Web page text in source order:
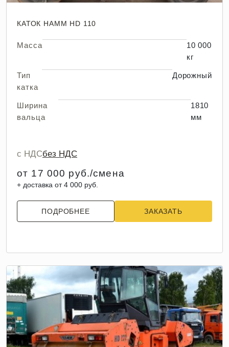
КАТОК HAMM HD 110
Масса
10 000
кг
Тип
катка
Дорожный
Ширина
вальца
1810
мм
с НДСбез НДС
от 17 000 руб./смена
+ доставка от 4 000 руб.
ПОДРОБНЕЕ ЗАКАЗАТЬ